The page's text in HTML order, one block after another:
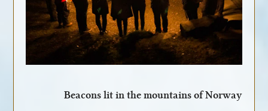
Beacons lit in the mountains of Norway